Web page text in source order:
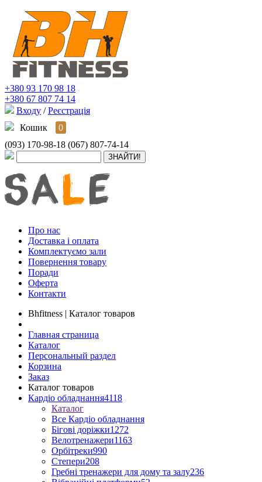
+380 93 170 98 18
+380 67 807 74 14
Входу / Реєстрація
Кошик
0
(093) 170-98-18 (067) 807-74-14
Про нас
Доставка і оплата
Комплектуємо зали
Повернення товару
Поради
Оферта
Контакти
Bhfitness | Каталог товаров
Главная страница
Каталог
Персональный раздел
Корзина
Заказ
Каталог товаров
Кардіо обладнання4118
Каталог
Все Кардіо обладнання
Бігові доріжки1272
Велотренажери1163
Орбітреки990
Степери208
Гребні тренажери для дому та залу236